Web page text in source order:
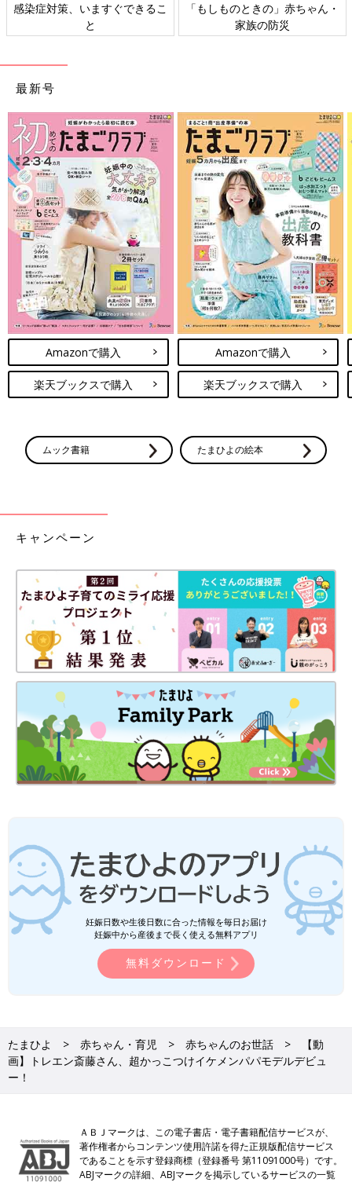
感染症対策、いますぐできるこ
と
「もしものときの」赤ちゃん・
家族の防災
最新号
Amazonで購入
楽天ブックスで購入
Amazonで購入
楽天ブックスで購入
ムック書籍 たまひよの絵本
キャンペーン
妊娠日数や生後日数に合った情報を毎日お届け
妊娠中から産後まで長く使える無料アプリ
無料ダウンロード
たまひよ 赤ちゃん・育児 赤ちゃんのお世話
【動
画】トレエン斎藤さん、超かっこつけイケメンパパモデルデビュ
ー！
ＡＢＪマークは、この電子書店・電子書籍配信サービスが、
著作権者からコンテンツ使用許諾を得た正規版配信サービス
であることを示す登録商標（登録番号 第11091000号）です。
ABJマークの詳細、ABJマークを掲示しているサービスの一覧